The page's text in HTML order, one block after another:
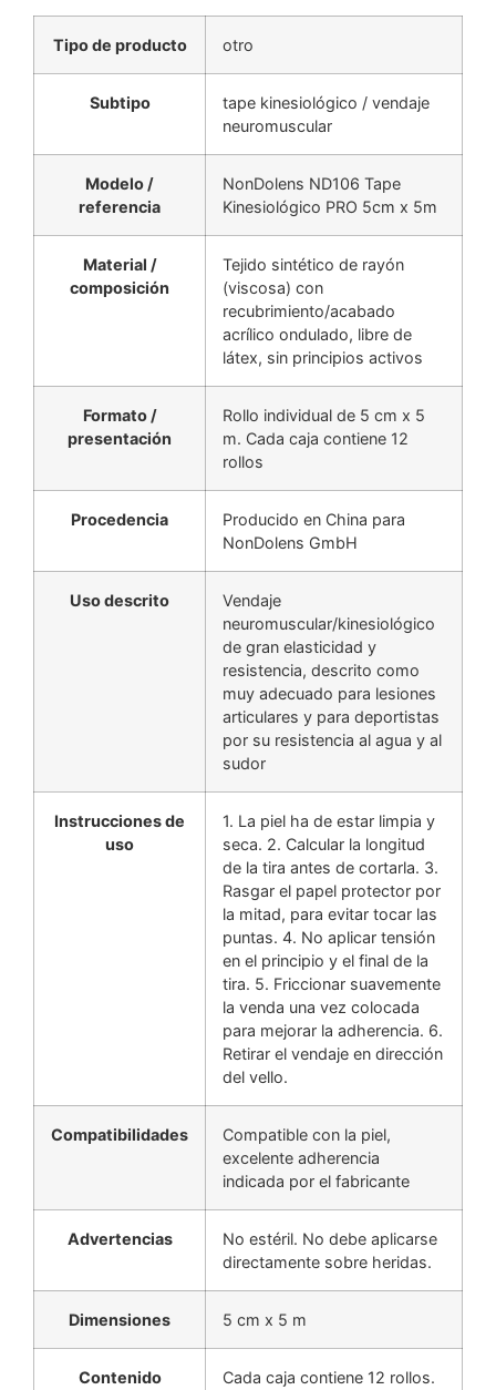
Tipo de producto otro
Subtipo
tape kinesiológico / vendaje
neuromuscular
Modelo /
referencia
NonDolens ND106 Tape
Kinesiológico PRO 5cm x 5m
Material /
composición
Tejido sintético de rayón
(viscosa) con
recubrimiento/acabado
acrílico ondulado, libre de
látex, sin principios activos
Formato /
presentación
Rollo individual de 5 cm x 5
m. Cada caja contiene 12
rollos
Procedencia
Producido en China para
NonDolens GmbH
Uso descrito
Vendaje
neuromuscular/kinesiológico
de gran elasticidad y
resistencia, descrito como
muy adecuado para lesiones
articulares y para deportistas
por su resistencia al agua y al
sudor
Instrucciones de
uso
1. La piel ha de estar limpia y
seca. 2. Calcular la longitud
de la tira antes de cortarla. 3.
Rasgar el papel protector por
la mitad, para evitar tocar las
puntas. 4. No aplicar tensión
en el principio y el final de la
tira. 5. Friccionar suavemente
la venda una vez colocada
para mejorar la adherencia. 6.
Retirar el vendaje en dirección
del vello.
Compatibilidades
Compatible con la piel,
excelente adherencia
indicada por el fabricante
Advertencias
No estéril. No debe aplicarse
directamente sobre heridas.
Dimensiones 5 cm x 5 m
Contenido
Cada caja contiene 12 rollos.